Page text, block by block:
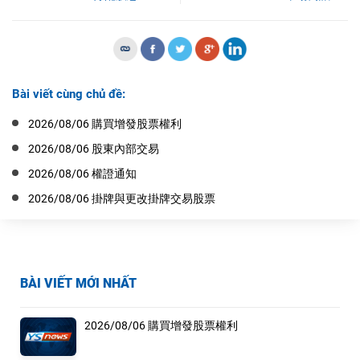
BÀI VIẾT MỚI NHẤT
2026/08/06 購買增發股票權利
Bài viết cùng chủ đề:
2026/08/06 購買增發股票權利
2026/08/06 股東內部交易
2026/08/06 權證通知
2026/08/06 掛牌與更改掛牌交易股票